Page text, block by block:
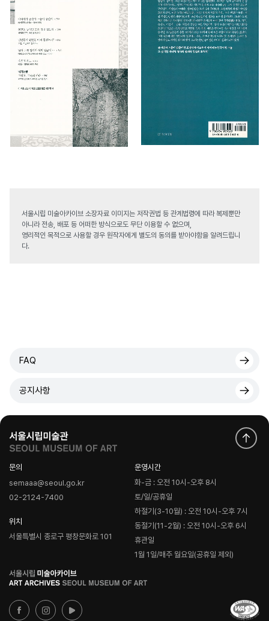
서울시립 미술아카이브 소장자료 이미지는 저작권법 등 관계법령에 따라 복제뿐만
아니라 전송, 배포 등 어떠한 방식으로도 무단 이용할 수 없으며,
영리적인 목적으로 사용할 경우 원작자에게 별도의 동의를 받아야함을 알려드립니
다.
FAQ
공지사항
문의
semaaa@seoul.go.kr
02-2124-7400
위치
서울특별시 종로구 평창문화로 101
운영시간
화-금 : 오전 10시-오후 8시
토/일/공휴일
하절기(3-10월) : 오전 10시-오후 7시
동절기(11-2월) : 오전 10시-오후 6시
휴관일
1월 1일/매주 월요일(공휴일 제외)
로
고